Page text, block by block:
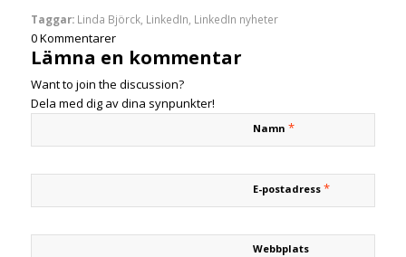
Taggar: Linda Björck, LinkedIn, LinkedIn nyheter
0Kommentarer
Lämna en kommentar
Want to join the discussion?
Dela med dig av dina synpunkter!
Namn *
E-postadress *
Webbplats